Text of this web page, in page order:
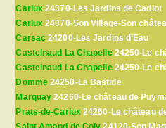
Carlux 24370-Les Jardins de Cadiot
Carlux 24370-Son Village-Son
Carsac 24200-Les Jardins d’Eau
Castelnaud La Chapelle24250-Le
Castelnaud La Chapelle24250-Le
Domme24250-La Bastide
Marquay 24260-Le château de
Prats-de-Carlux24260-Le château